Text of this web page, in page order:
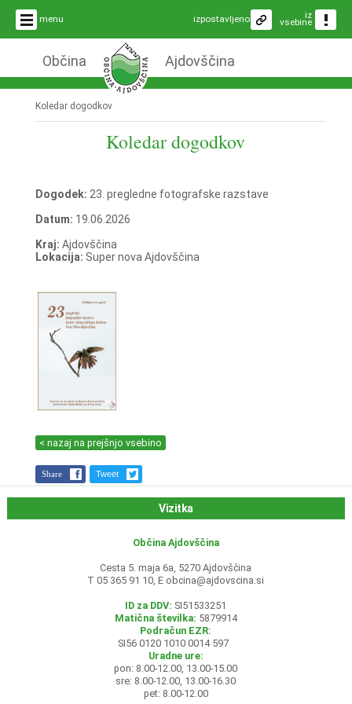
menu iz
vsebine
izpostavljeno
Občina Ajdovščina
Koledar dogodkov
Koledar dogodkov
Dogodek: 23. pregledne fotografske razstave
Datum: 19.06.2026
Kraj: Ajdovščina
Lokacija: Super nova Ajdovščina
< nazaj na prejšnjo vsebino
Share Tweet
Vizitka
Občina Ajdovščina
Cesta 5. maja 6a, 5270 Ajdovščina
T 05 365 91 10, E obcina@ajdovscina.si
ID za DDV: SI51533251
Matična številka: 5879914
Podračun EZR:
SI56 0120 1010 0014 597
Uradne ure:
pon: 8.00-12.00, 13.00-15.00
sre: 8.00-12.00, 13.00-16.30
pet: 8.00-12.00